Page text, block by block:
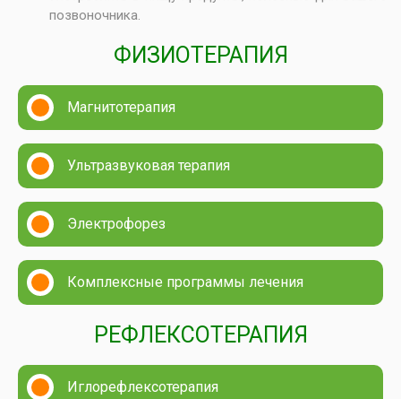
позвоночника.
ФИЗИОТЕРАПИЯ
Магнитотерапия
Ультразвуковая терапия
Электрофорез
Комплексные программы лечения
РЕФЛЕКСОТЕРАПИЯ
Иглорефлексотерапия